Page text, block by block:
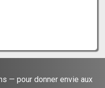
— pour donner envie aux